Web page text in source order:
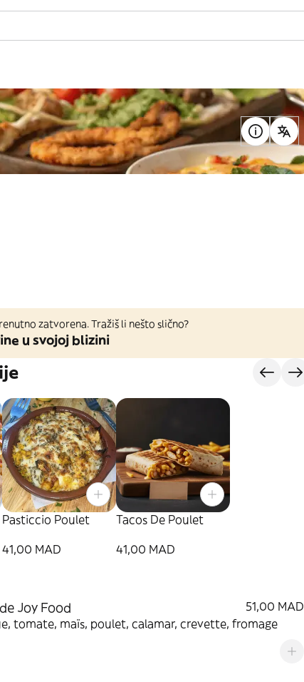
zatvorena. Tražiš li nešto slično?
u svojoj blizini
Pasticcio Poulet
41,00 MAD
Tacos De Poulet
41,00 MAD
Joy Food
51,00 MAD
tomate, maïs, poulet, calamar, crevette, fromage